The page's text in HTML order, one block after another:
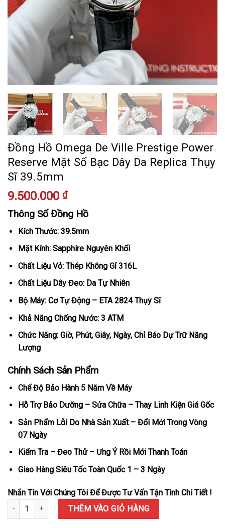
Đồng Hồ Omega De Ville Prestige Power
Reserve Mặt Số Bạc Dây Da Replica Thụy
Sĩ 39.5mm
9.500.000 ₫
Thông Số Đồng Hồ
Kích Thước: 39.5mm
Mặt Kính: Sapphire Nguyên Khối
Chất Liệu Vỏ: Thép Không Gỉ 316L
Chất Liệu Dây Đeo: Da Tự Nhiên
Bộ Máy: Cơ Tự Động – ETA 2824 Thụy Sĩ
Khả Năng Chống Nước: 3 ATM
Chức Năng: Giờ, Phút, Giây, Ngày, Chỉ Báo Dự Trữ Năng
Lượng
Chính Sách Sản Phẩm
Chế Độ Bảo Hành 5 Năm Về Máy
Hỗ Trợ Bảo Dưỡng – Sửa Chữa – Thay Linh Kiện Giá Gốc
Sản Phẩm Lỗi Do Nhà Sản Xuất – Đổi Mới Trong Vòng
07 Ngày
Kiểm Tra – Đeo Thử – Ưng Ý Rồi Mới Thanh Toán
Giao Hàng Siêu Tốc Toàn Quốc 1 – 3 Ngày
Nhắn Tin Với Chúng Tôi Để Được Tư Vấn Tận Tình Chi Tiết !
Đồng Hồ Omega De Ville Prestige Power Reserve Mặt Số Bạc
THÊM VÀO GIỎ HÀNG